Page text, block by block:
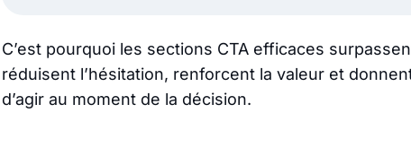
C’est pourquoi les sections CTA efficaces
réduisent l’hésitation, renforcent la valeur et
d’agir au moment de la décision.